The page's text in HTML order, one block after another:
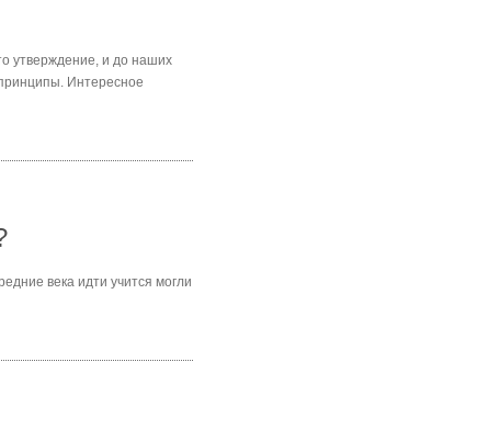
утверждение, и до наших
Интересное
века идти учится могли